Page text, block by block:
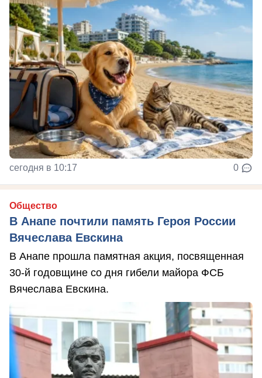
сегодня в 10:17 0
Общество
В Анапе почтили память Героя России
Вячеслава Евскина
В Анапе прошла памятная акция, посвященная
30-й годовщине со дня гибели майора ФСБ
Вячеслава Евскина.